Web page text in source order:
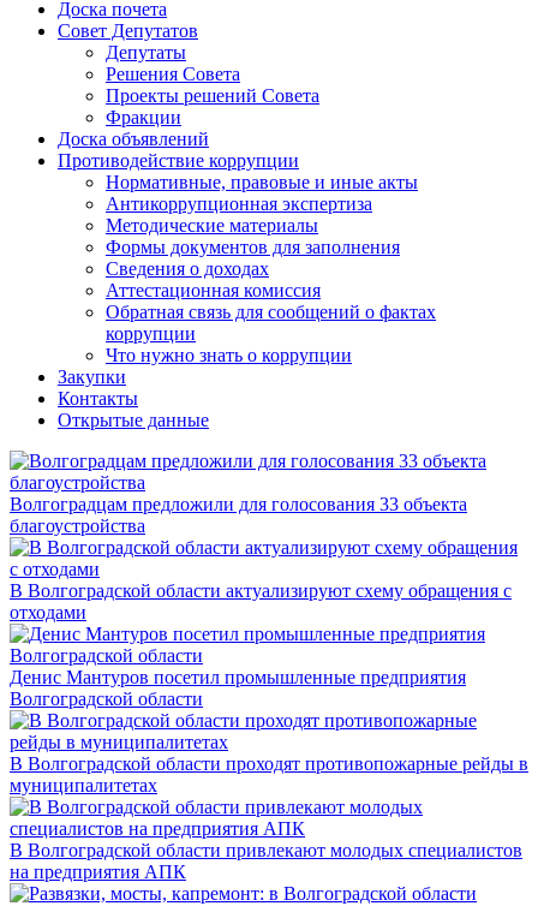
Доска почета
Совет Депутатов
Депутаты
Решения Совета
Проекты решений Совета
Фракции
Доска объявлений
Противодействие коррупции
Нормативные, правовые и иные акты
Антикоррупционная экспертиза
Методические материалы
Формы документов для заполнения
Сведения о доходах
Аттестационная комиссия
Обратная связь для сообщений о фактах
коррупции
Что нужно знать о коррупции
Закупки
Контакты
Открытые данные
Волгоградцам предложили для голосования 33 объекта
благоустройства
В Волгоградской области актуализируют схему обращения с
отходами
Денис Мантуров посетил промышленные предприятия
Волгоградской области
В Волгоградской области проходят противопожарные рейды в
муниципалитетах
В Волгоградской области привлекают молодых специалистов
на предприятия АПК